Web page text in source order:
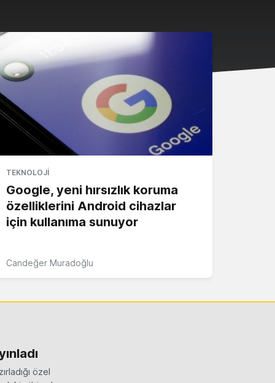
TEKNOLOJI
Google, yeni hırsızlık koruma
özelliklerini Android cihazlar
için kullanıma sunuyor
Candeğer Muradoğlu
özel